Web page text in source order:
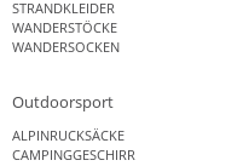
STRANDKLEIDER
WANDERSTÖCKE
WANDERSOCKEN
Outdoorsport
ALPINRUCKSÄCKE
CAMPINGGESCHIRR